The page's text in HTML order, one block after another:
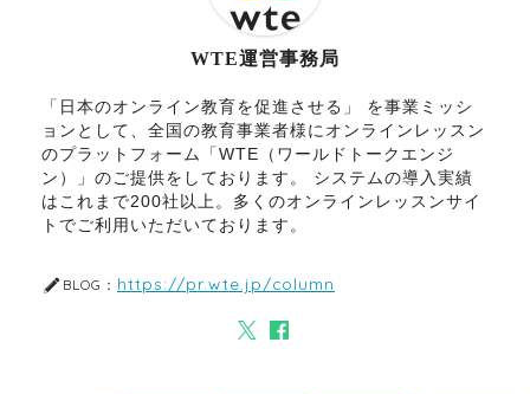
WTE運営事務局
「日本のオンライン教育を促進させる」 を事業ミッシ
ョンとして、全国の教育事業者様にオンラインレッスン
のプラットフォーム「WTE（ワールドトークエンジ
ン）」のご提供をしております。 システムの導入実績
はこれまで200社以上。多くのオンラインレッスンサイ
トでご利用いただいております。
BLOG： https://pr.wte.jp/column